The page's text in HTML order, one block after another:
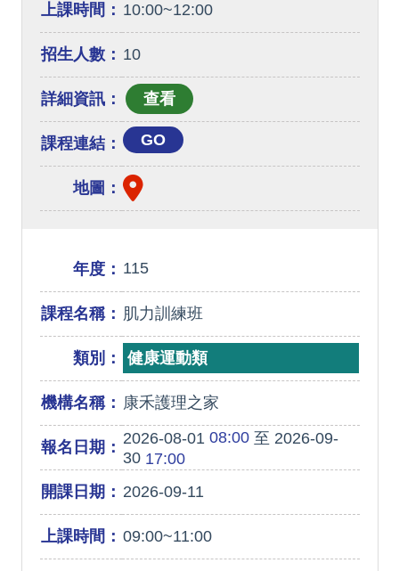
上課時間： 10:00~12:00
招生人數： 10
詳細資訊：
課程連結： GO
地圖：
年度： 115
課程名稱： 肌力訓練班
類別： 健康運動類
機構名稱： 康禾護理之家
報名日期： 2026-08-01 08:00至 2026-09-
3017:00
開課日期： 2026-09-11
上課時間： 09:00~11:00